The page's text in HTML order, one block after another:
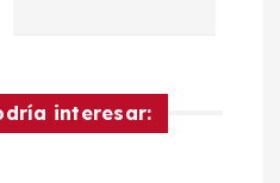
interesar: